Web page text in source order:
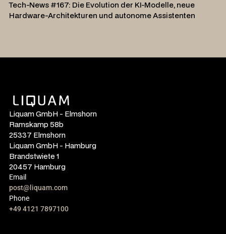
Tech-News #167: Die Evolution der KI-Modelle, neue
Hardware-Architekturen und autonome Assistenten
Liquam GmbH - Elmshorn
Ramskamp 58b
25337 Elmshorn
Liquam GmbH - Hamburg
Brandstwiete 1
20457 Hamburg
Email
post@liquam.com
Phone
+49 4121 7897100